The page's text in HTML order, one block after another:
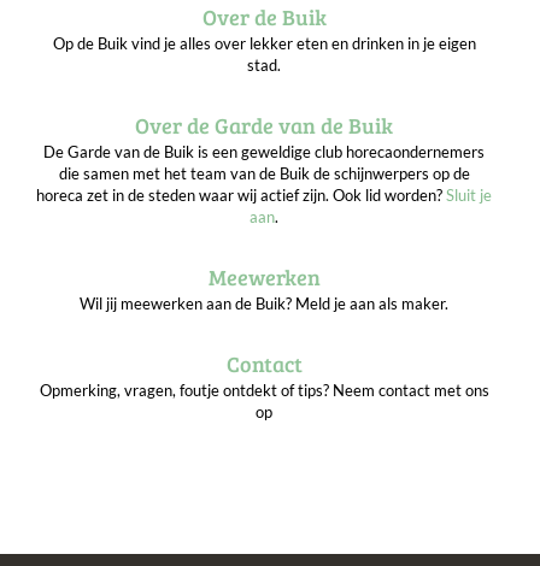
Over de Buik
Op de Buik vind je alles over lekker eten en drinken in je eigen
stad.
Over de Garde van de Buik
De Garde van de Buik is een geweldige club horecaondernemers
die samen met het team van de Buik de schijnwerpers op de
horeca zet in de steden waar wij actief zijn. Ook lid worden?Sluit je
aan.
Meewerken
Wil jij meewerken aan de Buik? Meld je aan als maker.
Contact
Opmerking, vragen, foutje ontdekt of tips? Neem contact met ons
op